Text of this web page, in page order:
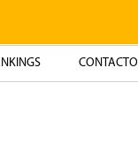
CONTACTO